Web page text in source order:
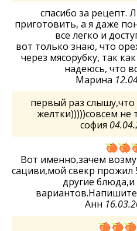
спасибо за рецепт.
приготовить, а я даже
все легко и
вот только знаю, что
через мясорубку, так
надеюсь, что
Марина
первый раз
желтки)))))совсем не
софия
Вот именно,зачем
сациви,мой свекр прожил
другие блюда,и
Анн